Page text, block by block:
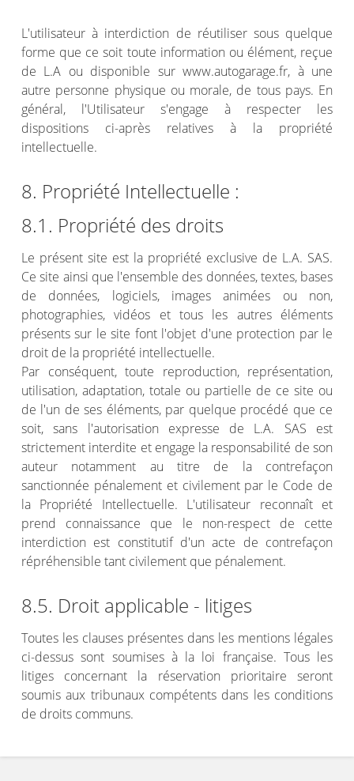
L'utilisateur à interdiction de réutiliser sous quelque
forme que ce soit toute information ou élément, reçue
de L.A ou disponible sur www.autogarage.fr, à une
autre personne physique ou morale, de tous pays. En
général, l'Utilisateur s'engage à respecter les
dispositions ci-après relatives à la propriété
intellectuelle.
8. Propriété Intellectuelle :
8.1. Propriété des droits
Le présent site est la propriété exclusive de L.A. SAS.
Ce site ainsi que l'ensemble des données, textes, bases
de données, logiciels, images animées ou non,
photographies, vidéos et tous les autres éléments
présents sur le site font l'objet d'une protection par le
droit de la propriété intellectuelle.
Par conséquent, toute reproduction, représentation,
utilisation, adaptation, totale ou partielle de ce site ou
de l'un de ses éléments, par quelque procédé que ce
soit, sans l'autorisation expresse de L.A. SAS est
strictement interdite et engage la responsabilité de son
auteur notamment au titre de la contrefaçon
sanctionnée pénalement et civilement par le Code de
la Propriété Intellectuelle. L'utilisateur reconnaît et
prend connaissance que le non-respect de cette
interdiction est constitutif d'un acte de contrefaçon
répréhensible tant civilement que pénalement.
8.5. Droit applicable - litiges
Toutes les clauses présentes dans les mentions légales
ci-dessus sont soumises à la loi française. Tous les
litiges concernant la réservation prioritaire seront
soumis aux tribunaux compétents dans les conditions
de droits communs.